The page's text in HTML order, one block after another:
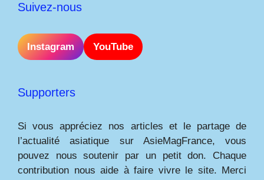
Suivez-nous
Instagram YouTube
Supporters
Si vous appréciez nos articles et le partage de
l’actualité asiatique sur AsieMagFrance, vous
pouvez nous soutenir par un petit don. Chaque
contribution nous aide à faire vivre le site. Merci